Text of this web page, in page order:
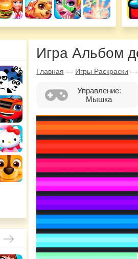
Игра Альбом
Главная — Игры Раскраски —
Управление:
Мышка